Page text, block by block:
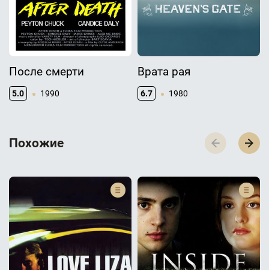
После смерти
5.0 1990
Врата рая
6.7 1980
П­­­о­­­х­­­о­­­ж­­­и­­­е